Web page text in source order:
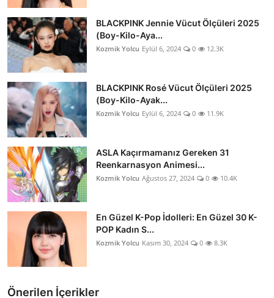
BLACKPINK Jennie Vücut Ölçüleri 2025
(Boy-Kilo-Aya...
Kozmik Yolcu Eylül 6, 2024 0 12.3K
BLACKPINK Rosé Vücut Ölçüleri 2025
(Boy-Kilo-Ayak...
Kozmik Yolcu Eylül 6, 2024 0 11.9K
ASLA Kaçırmamanız Gereken 31
Reenkarnasyon Animesi...
Kozmik Yolcu Ağustos 27, 2024 0 10.4K
En Güzel K-Pop İdolleri: En Güzel 30 K-
POP Kadın S...
Kozmik Yolcu Kasım 30, 2024 0 8.3K
Önerilen İçerikler